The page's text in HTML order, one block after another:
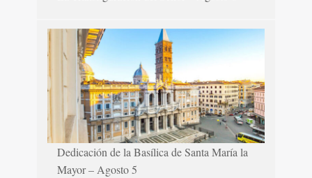
Dedicación de la Basílica de Santa María la
Mayor – Agosto 5